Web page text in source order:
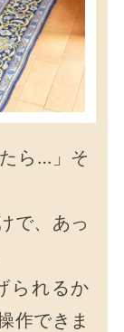
ら…」そ
で、あっ
られるか
作できま